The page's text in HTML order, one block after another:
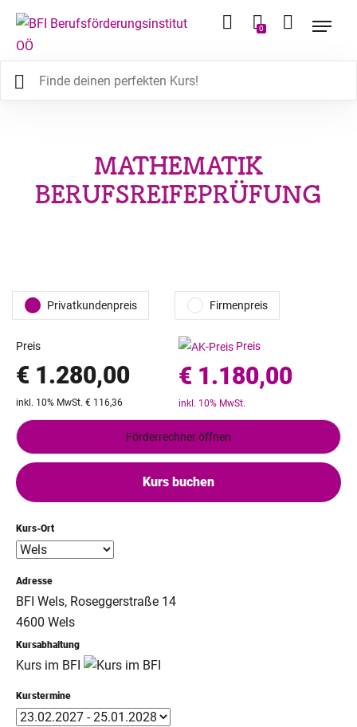
0
MATHEMATIK
BERUFSREIFEPRÜFUNG
Kurs-Ort
Adresse
BFI Wels, Roseggerstraße 14
4600 Wels
Kursabhaltung
Kurs im BFI
Kurstermine
Privatkundenpreis Firmenpreis
Preis
€ 1.280,00
inkl. 10% MwSt. € 116,36
Preis
€ 1.180,00
inkl. 10% MwSt.
Förderrechner öffnen
Kurs buchen